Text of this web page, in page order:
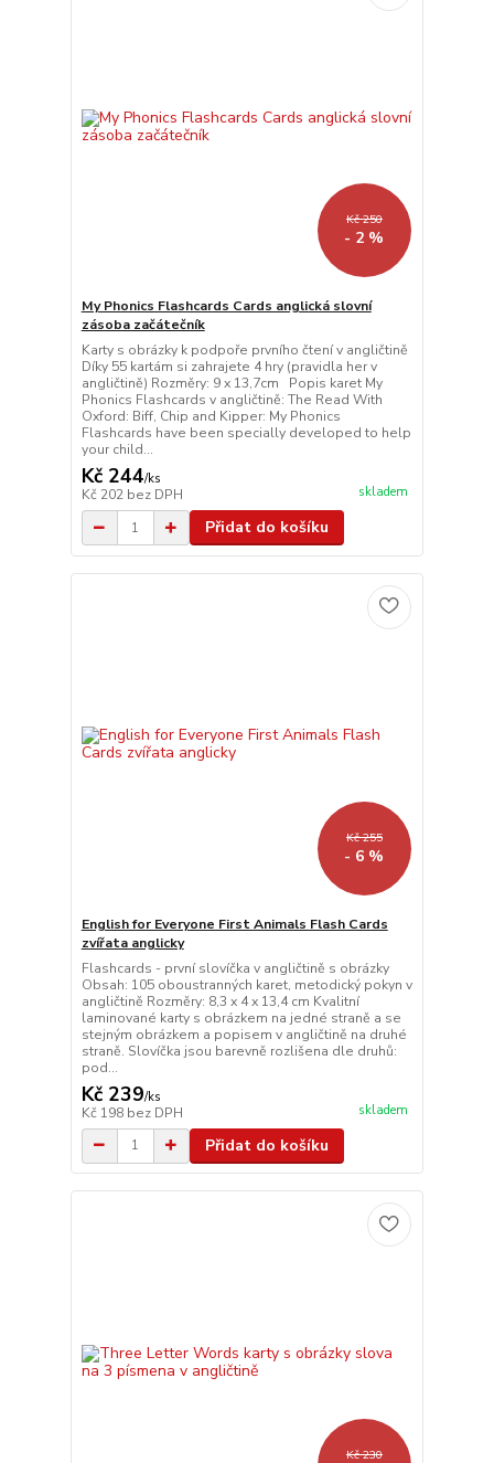
Kč 250
- 2 %
My Phonics Flashcards Cards anglická slovní
zásoba začátečník
Karty s obrázky k podpoře prvního čtení v angličtině
Díky 55 kartám si zahrajete 4 hry (pravidla her v
angličtině) Rozměry: 9 x 13,7cm Popis karet My
Phonics Flashcards v angličtině: The Read With
Oxford: Biff, Chip and Kipper: My Phonics
Flashcards have been specially developed to help
your child...
Kč 244/ks
Kč 202 bez DPH skladem
Přidat do košíku
Kč 255
- 6 %
English for Everyone First Animals Flash Cards
zvířata anglicky
Flashcards - první slovíčka v angličtině s obrázky
Obsah: 105 oboustranných karet, metodický pokyn v
angličtině Rozměry: 8,3 x 4 x 13,4 cm Kvalitní
laminované karty s obrázkem na jedné straně a se
stejným obrázkem a popisem v angličtině na druhé
straně. Slovíčka jsou barevně rozlišena dle druhů:
pod...
Kč 239/ks
Kč 198 bez DPH skladem
Přidat do košíku
Kč 230